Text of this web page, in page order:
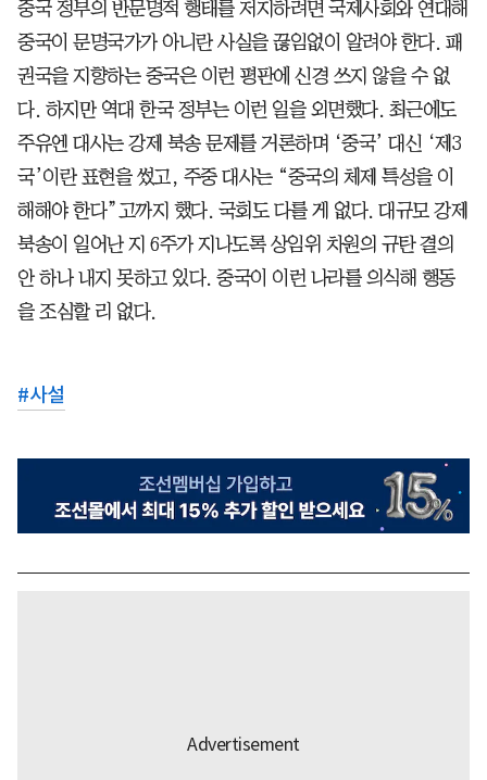
중국 정부의 반문명적 행태를 저지하려면 국제사회와 연대해
중국이 문명국가가 아니란 사실을 끊임없이 알려야 한다. 패
권국을 지향하는 중국은 이런 평판에 신경 쓰지 않을 수 없
다. 하지만 역대 한국 정부는 이런 일을 외면했다. 최근에도
주유엔 대사는 강제 북송 문제를 거론하며 ‘중국’ 대신 ‘제3
국’이란 표현을 썼고, 주중 대사는 “중국의 체제 특성을 이
해해야 한다”고까지 했다. 국회도 다를 게 없다. 대규모 강제
북송이 일어난 지 6주가 지나도록 상임위 차원의 규탄 결의
안 하나 내지 못하고 있다. 중국이 이런 나라를 의식해 행동
을 조심할 리 없다.
#사설